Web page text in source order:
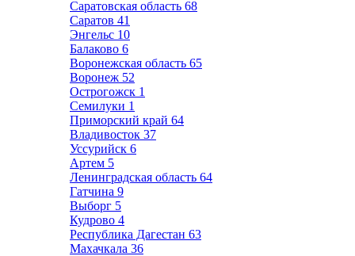
Саратовская область 68
Саратов 41
Энгельс 10
Балаково 6
Воронежская область 65
Воронеж 52
Острогожск 1
Семилуки 1
Приморский край 64
Владивосток 37
Уссурийск 6
Артем 5
Ленинградская область 64
Гатчина 9
Выборг 5
Кудрово 4
Республика Дагестан 63
Махачкала 36